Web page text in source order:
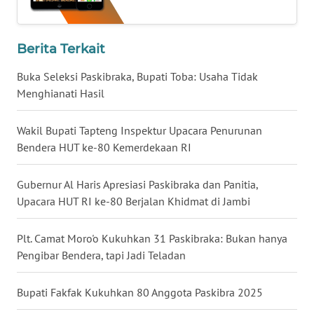
Berita Terkait
Buka Seleksi Paskibraka, Bupati Toba: Usaha Tidak
Menghianati Hasil
Wakil Bupati Tapteng Inspektur Upacara Penurunan
Bendera HUT ke-80 Kemerdekaan RI
Gubernur Al Haris Apresiasi Paskibraka dan Panitia,
Upacara HUT RI ke-80 Berjalan Khidmat di Jambi
Plt. Camat Moro'o Kukuhkan 31 Paskibraka: Bukan hanya
Pengibar Bendera, tapi Jadi Teladan
Bupati Fakfak Kukuhkan 80 Anggota Paskibra 2025
JATENG
WN
WN
JATIM
WN
BALI
WN